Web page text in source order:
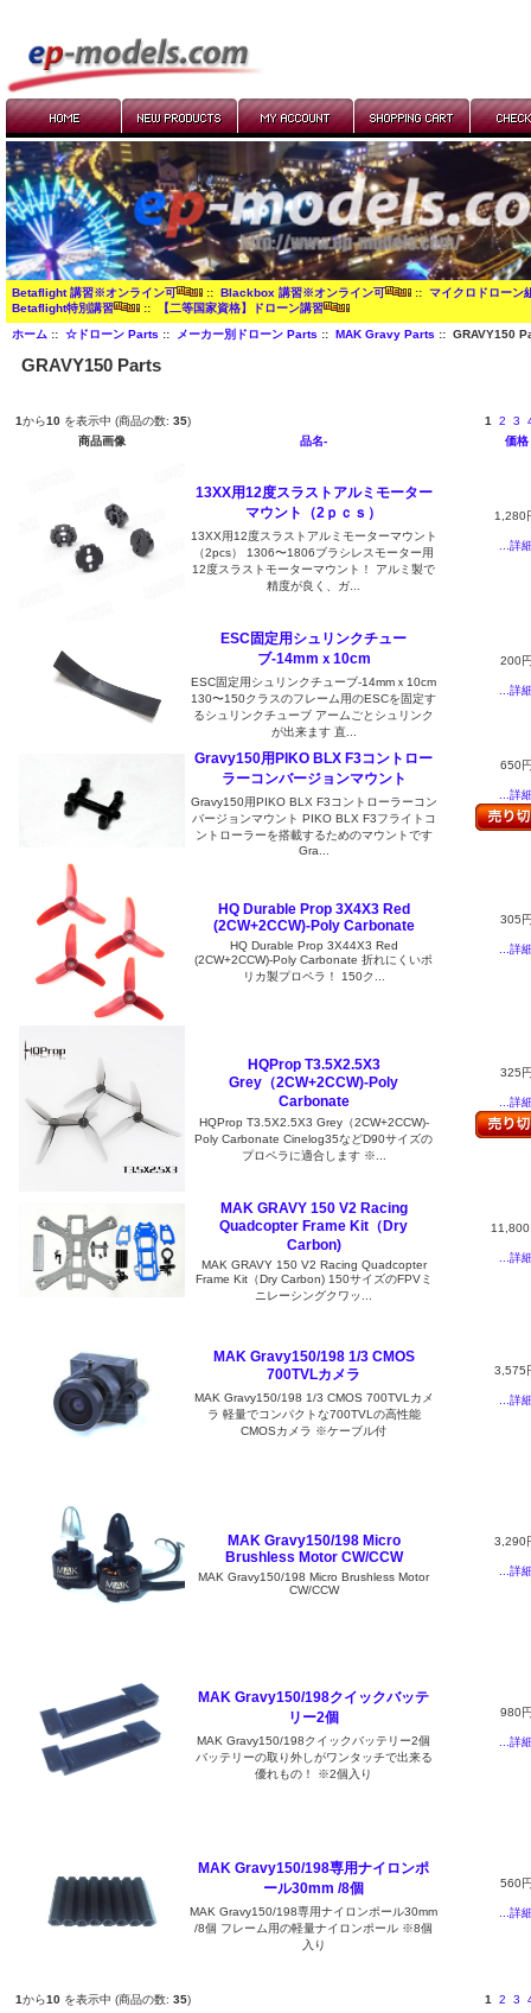
Betaflight 講習※オンライン可 :: Blackbox 講習※オンライン可 :: マイクロドローン
Betaflight特別講習
:: 【二等国家資格】ドローン講習
ホーム:: ☆ドローン Parts :: メーカー別ドローン Parts :: MAK Gravy Parts :: GRAVY150
GRAVY150 Parts
1から10 を表示中 (商品の数: 35) 1 2 3
商品画像
品名- 価格
13XX用12度スラストアルミモーター
マウント（2ｐｃｓ）
13XX用12度スラストアルミモーターマウント
（2pcs） 1306〜1806ブラシレスモーター用
12度スラストモーターマウント！ アルミ製で
精度が良く、ガ...
1,280
...詳
ESC固定用シュリンクチュー
ブ-14mmｘ10cm
ESC固定用シュリンクチューブ-14mmｘ10cm
130〜150クラスのフレーム用のESCを固定す
るシュリンクチューブ アームごとシュリンク
が出来ます 直...
200
...詳
Gravy150用PIKO BLX F3コントロー
ラーコンバージョンマウント
Gravy150用PIKO BLX F3コントローラーコン
バージョンマウント PIKO BLX F3フライトコ
ントローラーを搭載するためのマウントです
Gra...
650
...詳
HQ Durable Prop 3X4X3 Red
(2CW+2CCW)-Poly Carbonate
HQ Durable Prop 3X44X3 Red
(2CW+2CCW)-Poly Carbonate 折れにくいポ
リカ製プロペラ！ 150ク...
305
...詳
HQProp T3.5X2.5X3
Grey（2CW+2CCW)-Poly
Carbonate
HQProp T3.5X2.5X3 Grey（2CW+2CCW)-
Poly Carbonate Cinelog35などD90サイズの
プロペラに適合します ※...
325
...詳
MAK GRAVY 150 V2 Racing
Quadcopter Frame Kit（Dry
Carbon)
MAK GRAVY 150 V2 Racing Quadcopter
Frame Kit（Dry Carbon) 150サイズのFPVミ
ニレーシングクワッ...
...詳
MAK Gravy150/198 1/3 CMOS
700TVLカメラ
MAK Gravy150/198 1/3 CMOS 700TVLカメ
ラ 軽量でコンパクトな700TVLの高性能
CMOSカメラ ※ケーブル付
3,575
...詳
MAK Gravy150/198 Micro
Brushless Motor CW/CCW
MAK Gravy150/198 Micro Brushless Motor
CW/CCW
3,290
...詳
MAK Gravy150/198クイックバッテ
リー2個
MAK Gravy150/198クイックバッテリー2個
バッテリーの取り外しがワンタッチで出来る
優れもの！ ※2個入り
980
...詳
MAK Gravy150/198専用ナイロンポ
ール30mm /8個
MAK Gravy150/198専用ナイロンポール30mm
/8個 フレーム用の軽量ナイロンポール ※8個
入り
560
...詳
1から10 を表示中 (商品の数: 35) 1 2 3